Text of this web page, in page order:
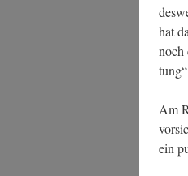
hat
noch
Am
ein